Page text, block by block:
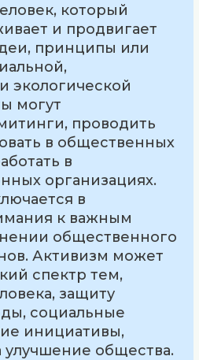
который
и продвигает
принципы или
экологической
могут
проводить
в общественных
в
организациях.
в
к важным
общественного
Активизм может
спектр тем,
защиту
социальные
инициативы,
общества.